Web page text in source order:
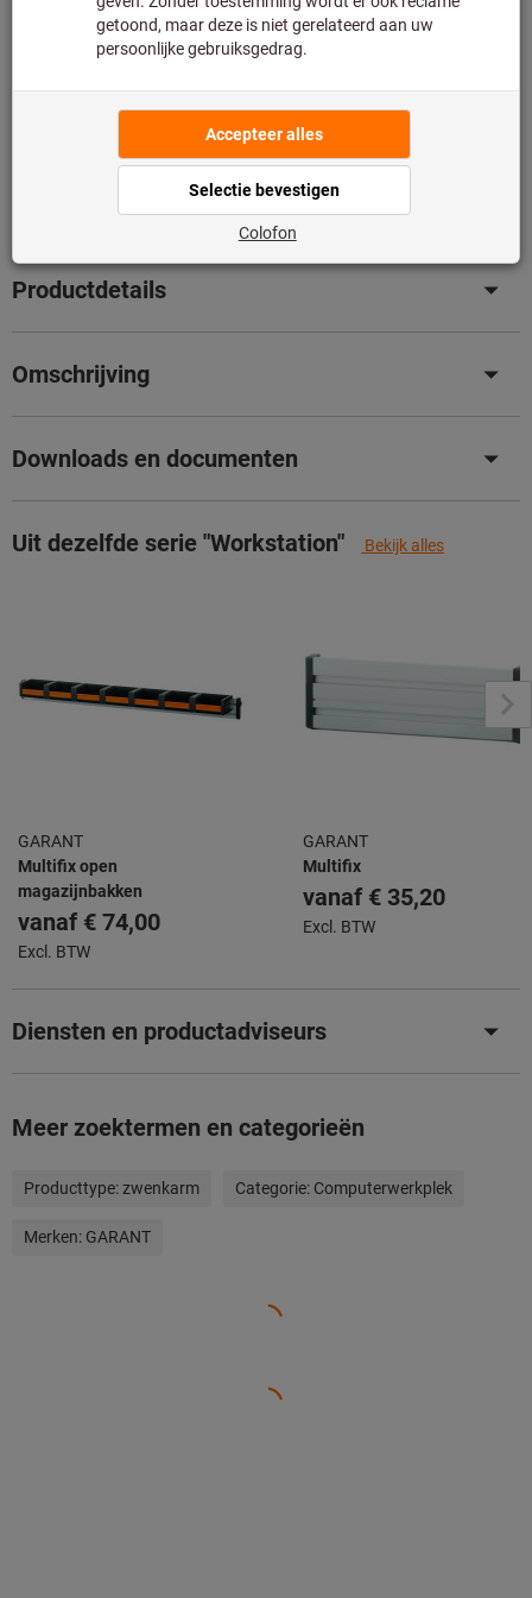
Notificatie indien beschikbaar
Nalevering, niet op voorraad
Standaardconfiguraties hebben meestal kortere levertijden.
Toevoegen aan wenslijst Artikel delen
Bladercatalogus
Productdetails
Omschrijving
Downloads en documenten
Uit dezelfde serie "Workstation" Bekijk alles
GARANT
Multifix open
magazijnbakken
vanaf € 74,00
Excl. BTW
GARANT
Multifix
vanaf € 35,20
Excl. BTW
Diensten en productadviseurs
Meer zoektermen en categorieën
Producttype:zwenkarm Categorie: Computerwerkplek
Merken: GARANT